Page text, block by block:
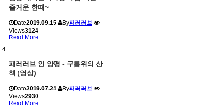
즐거운 한때~
Date2019.09.15 By패러러브
Views3124
Read More
패러러브 인 양평 - 구름위의 산
책 (영상)
Date2019.07.24 By패러러브
Views2930
Read More